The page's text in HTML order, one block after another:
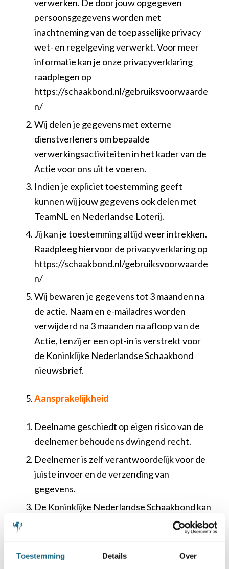
Toestemming Details Over
verwerken. De door jouw opgegeven
persoonsgegevens worden met
inachtneming van de toepasselijke privacy
wet- en regelgeving verwerkt. Voor meer
informatie kan je onze privacyverklaring
raadplegen op
https://schaakbond.nl/gebruiksvoorwaarde
n/
Wij delen je gegevens met externe
dienstverleners om bepaalde
verwerkingsactiviteiten in het kader van de
Actie voor ons uit te voeren.
Indien je expliciet toestemming geeft
kunnen wij jouw gegevens ook delen met
TeamNL en Nederlandse Loterij.
Jij kan je toestemming altijd weer intrekken.
Raadpleeg hiervoor de privacyverklaring op
https://schaakbond.nl/gebruiksvoorwaarde
n/
Wij bewaren je gegevens tot 3 maanden na
de actie. Naam en e-mailadres worden
verwijderd na 3 maanden na afloop van de
Actie, tenzij er een opt-in is verstrekt voor
de Koninklijke Nederlandse Schaakbond
nieuwsbrief.
Aansprakelijkheid
Deelname geschiedt op eigen risico van de
deelnemer behoudens dwingend recht.
Deelnemer is zelf verantwoordelijk voor de
juiste invoer en de verzending van
gegevens.
De Koninklijke Nederlandse Schaakbond kan
niet verantwoordelijk gesteld worden voor
technische problemen op aanmeldpagina, of
een van de andere online platformen van de